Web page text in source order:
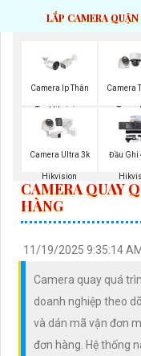
LẮP CAMERA QUẬN
Camera Ip Thân
Trụ Hikvision
Camera
Trong
Camera Ultra 3k
Hikvision
Đầu Ghi
CAMERA QUAY
HÀNG
11/19/2025 9:35:14 AM
Camera quay quá
doanh nghiệp theo
và dán mã vận đơn
đơn hàng. Hệ thống